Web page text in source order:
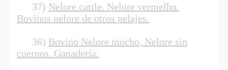
37) Nelore cattle. Nelore vermelho.
Bovinos nelore de otros pelajes.
36) Bovino Nelore mocho, Nelore sin
cuernos. Ganadería.